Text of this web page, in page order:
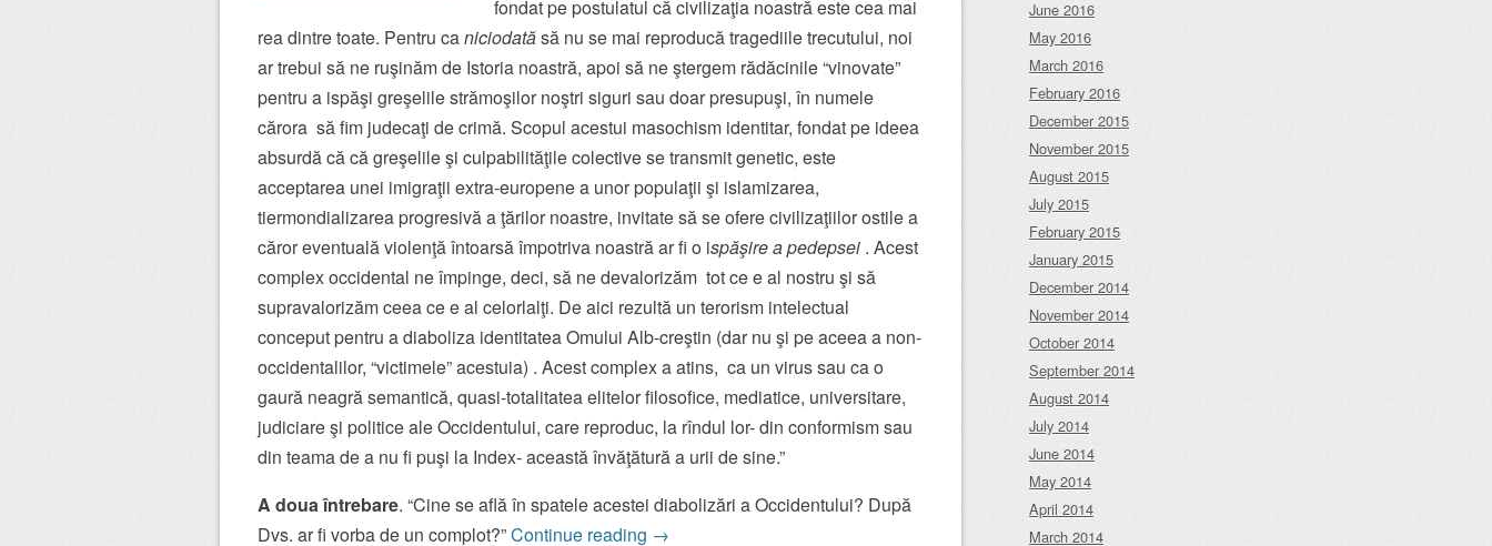
fondat pe postulatul că civilizaţia noastră este cea mai
rea dintre toate. Pentru caniciodatăsă nu se mai reproducă tragediile trecutului, noi
ar trebui să ne ruşinăm de Istoria noastră, apoi să ne ştergem rădăcinile “vinovate”
pentru a ispăşi greşelile strămoşilor noştri siguri sau doar presupuşi, în numele
cărora să fim judecaţi de crimă. Scopul acestui masochism identitar, fondat pe ideea
absurdă că că greşelile şi culpabilităţile colective se transmit genetic, este
acceptarea unei imigraţii extra-europene a unor populaţii şi islamizarea,
tiermondializarea progresivă a ţărilor noastre, invitate să se ofere civilizaţiilor ostile a
căror eventuală violenţă întoarsă împotriva noastră ar fi o ispăşire a pedepsei . Acest
complex occidental ne împinge, deci, să ne devalorizăm tot ce e al nostru şi să
supravalorizăm ceea ce e al celorlalţi. De aici rezultă un terorism intelectual
conceput pentru a diaboliza identitatea Omului Alb-creştin (dar nu şi pe aceea a non-
occidentalilor, “victimele” acestuia) . Acest complex a atins, ca un virus sau ca o
gaură neagră semantică, quasi-totalitatea elitelor filosofice, mediatice, universitare,
judiciare şi politice ale Occidentului, care reproduc, la rîndul lor- din conformism sau
din teama de a nu fi puşi la Index- această învăţătură a urii de sine.”
A doua întrebare. “Cine se află în spatele acestei diabolizări a Occidentului? După
Dvs. ar fi vorba de un complot?”Continue reading →
June 2016
May 2016
March 2016
February 2016
December 2015
November 2015
August 2015
July 2015
February 2015
January 2015
December 2014
November 2014
October 2014
September 2014
August 2014
July 2014
June 2014
May 2014
April 2014
March 2014